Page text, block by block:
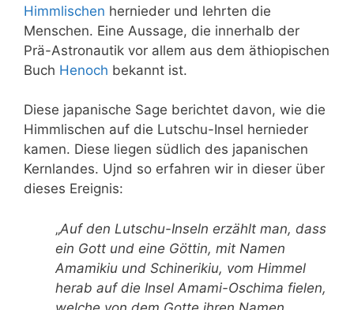
Himmlischen hernieder und lehrten die
Menschen. Eine Aussage, die innerhalb der
Prä-Astronautik vor allem aus dem äthiopischen
Buch Henoch bekannt ist.
Diese japanische Sage berichtet davon, wie die
Himmlischen auf die Lutschu-Insel hernieder
kamen. Diese liegen südlich des japanischen
Kernlandes. Ujnd so erfahren wir in dieser über
dieses Ereignis:
„Auf den Lutschu-Inseln erzählt man, dass
ein Gott und eine Göttin, mit Namen
Amamikiu und Schinerikiu, vom Himmel
herab auf die Insel Amami-Oschima fielen,